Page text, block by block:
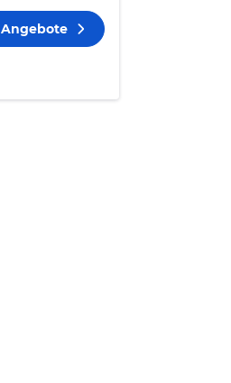
Angebote